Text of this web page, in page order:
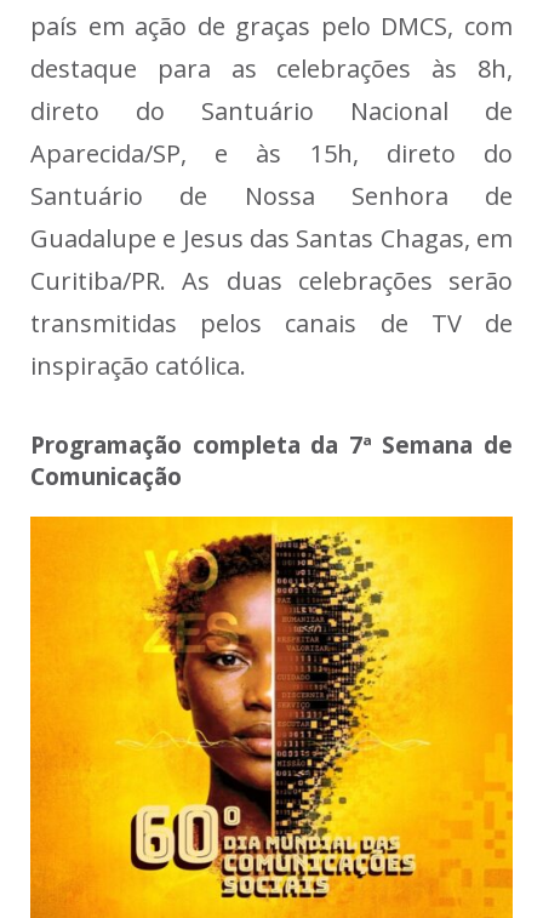
país em ação de graças pelo DMCS, com
destaque para as celebrações às 8h,
direto do Santuário Nacional de
Aparecida/SP, e às 15h, direto do
Santuário de Nossa Senhora de
Guadalupe e Jesus das Santas Chagas, em
Curitiba/PR. As duas celebrações serão
transmitidas pelos canais de TV de
inspiração católica.
Programação completa da 7ª Semana de
Comunicação